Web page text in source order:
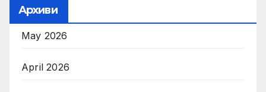
Архиви
May 2026
April 2026